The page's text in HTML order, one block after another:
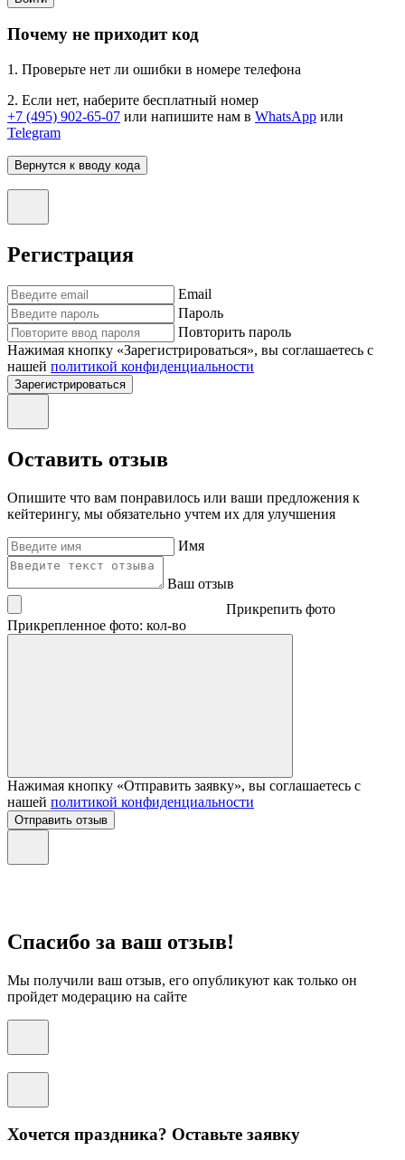
Почему не приходит код
1. Проверьте нет ли ошибки в номере телефона
2. Если нет, наберите бесплатный номер
+7 (495) 902-65-07 или напишите нам в WhatsApp или
Telegram
Вернутся к вводу кода
Регистрация
Email
Пароль
Повторить пароль
Нажимая кнопку «Зарегистрироваться», вы соглашаетесь с
нашей политикой конфиденциальности
Зарегистрироваться
Оставить отзыв
Опишите что вам понравилось или ваши предложения к
кейтерингу, мы обязательно учтем их для улучшения
Имя
Ваш отзыв
Прикрепить фото
Прикрепленное фото: кол-во
Нажимая кнопку «Отправить заявку», вы соглашаетесь с
нашей политикой конфиденциальности
Отправить отзыв
Спасибо за ваш отзыв!
Мы получили ваш отзыв, его опубликуют как только он
пройдет модерацию на сайте
Хочется праздника? Оставьте заявку